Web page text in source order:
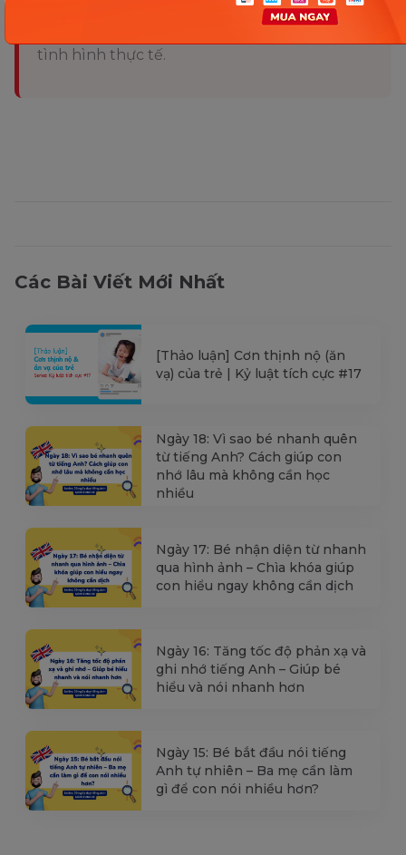
kiểm tra lại qua các kênh chính thức hoặc liên
tình hình thực tế.
Các Bài Viết Mới Nhất
[Thảo luận] Cơn thịnh nộ (ăn
vạ) của trẻ | Kỷ luật tích cực #17
Ngày 18: Vì sao bé nhanh quên
từ tiếng Anh? Cách giúp con
nhớ lâu mà không cần học
nhiều
Ngày 17: Bé nhận diện từ nhanh
qua hình ảnh – Chìa khóa giúp
con hiểu ngay không cần dịch
Ngày 16: Tăng tốc độ phản xạ và
ghi nhớ tiếng Anh – Giúp bé
hiểu và nói nhanh hơn
Ngày 15: Bé bắt đầu nói tiếng
Anh tự nhiên – Ba mẹ cần làm
gì để con nói nhiều hơn?